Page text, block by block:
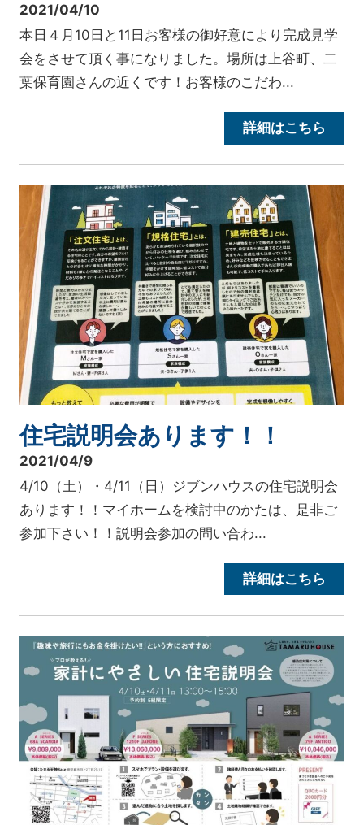
2021/04/10
本日４月10日と11日お客様の御好意により完成見学
会をさせて頂く事になりました。場所は上谷町、二
葉保育園さんの近くです！お客様のこだわ...
詳細はこちら
住宅説明会あります！！
2021/04/9
4/10（土）・4/11（日）ジブンハウスの住宅説明会
あります！！マイホームを検討中のかたは、是非ご
参加下さい！！説明会参加の問い合わ...
詳細はこちら